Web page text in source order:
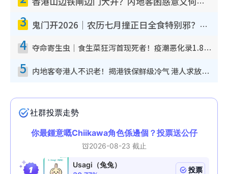
3 鬼门开2026｜农历七月撞正日全食特别邪？专家警告切忌做一事！揭4大禁忌+2招保平安
4 夺命寄生虫｜食生菜狂泻首现死者！疫潮恶化录1.8万宗病例 揭洗菜3大谬误
5 内地客夸港人不识老！揭港铁保鲜级冷气 港人求放过：别投诉